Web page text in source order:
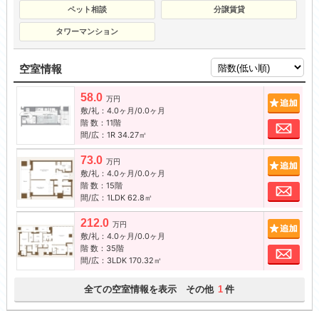
ペット相談 分譲賃貸
タワーマンション
空室情報
58.0 万円
敷/礼：4.0ヶ月/0.0ヶ月
階 数：11階
間/広：1R 34.27㎡
お
73.0 万円
敷/礼：4.0ヶ月/0.0ヶ月
階 数：15階
間/広：1LDK 62.8㎡
お
212.0 万円
敷/礼：4.0ヶ月/0.0ヶ月
階 数：35階
間/広：3LDK 170.32㎡
お
全ての空室情報を表示 その他 1 件